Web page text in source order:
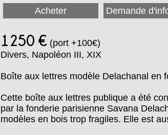
Acheter Demande
1250 € (port +100€)
Divers, Napoléon III, XIX
Boîte aux lettres modèle Delachanal en
Cette boîte aux lettres publique a été
par la fonderie parisienne Savana
modèles en bois trop fragiles. Elle est